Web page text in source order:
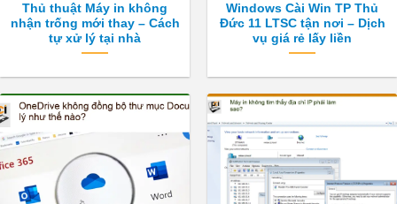
Thủ thuật Máy in không
nhận trống mới thay – Cách
tự xử lý tại nhà
Windows Cài Win TP Thủ
Đức 11 LTSC tận nơi – Dịch
vụ giá rẻ lấy liền